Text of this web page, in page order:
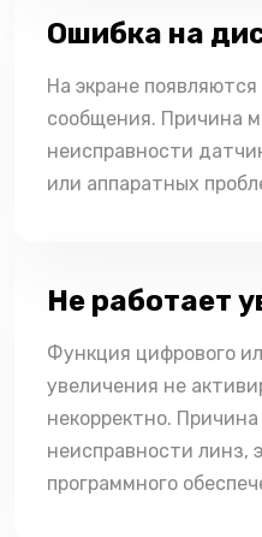
Ошибка на
На экране
сообщения. Причина
неисправности
или аппаратных
Не работает
Функция цифрового
увеличения не
некорректно.
неисправности линз,
программного